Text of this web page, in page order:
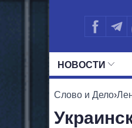
НОВОСТИ
Слово и Дело›